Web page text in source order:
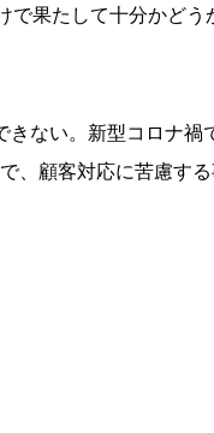
果たして十分かどう
ない。新型コロナ禍
、顧客対応に苦慮す